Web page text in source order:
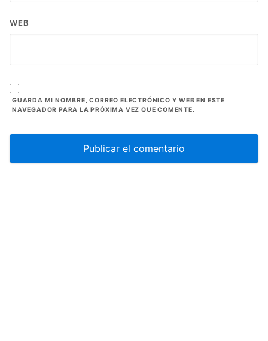
WEB
GUARDA MI NOMBRE, CORREO ELECTRÓNICO Y WEB EN ESTE
NAVEGADOR PARA LA PRÓXIMA VEZ QUE COMENTE.